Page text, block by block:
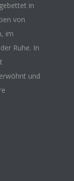
in
von
im
Ruhe. In
und